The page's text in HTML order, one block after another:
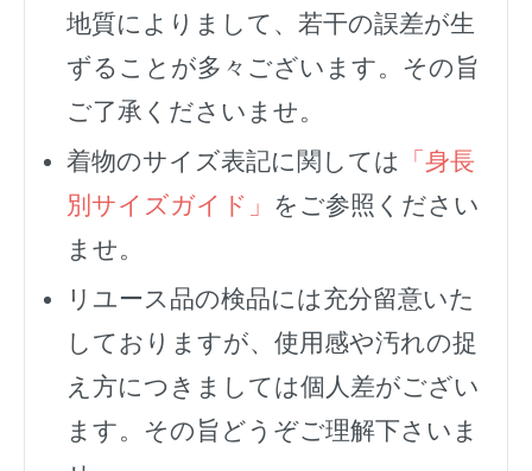
地質によりまして、若干の誤差が生
ずることが多々ございます。その旨
ご了承くださいませ。
着物のサイズ表記に関しては
「身長
別サイズガイド」 をご参照ください
ませ。
リユース品の検品には充分留意いた
しておりますが、使用感や汚れの捉
え方につきましては個人差がござい
ます。その旨どうぞご理解下さいま